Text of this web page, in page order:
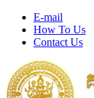
E-mail
How To Us
Contact Us